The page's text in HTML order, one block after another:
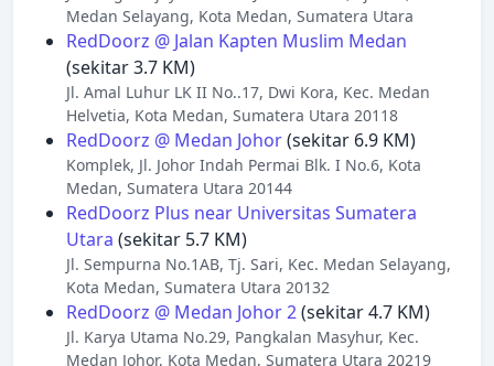
Medan Selayang, Kota Medan, Sumatera Utara
RedDoorz @ Jalan Kapten Muslim Medan
(sekitar 3.7 KM)
Jl. Amal Luhur LK II No..17, Dwi Kora, Kec. Medan
Helvetia, Kota Medan, Sumatera Utara 20118
RedDoorz @ Medan Johor(sekitar 6.9 KM)
Komplek, Jl. Johor Indah Permai Blk. I No.6, Kota
Medan, Sumatera Utara 20144
RedDoorz Plus near Universitas Sumatera
Utara (sekitar 5.7 KM)
Jl. Sempurna No.1AB, Tj. Sari, Kec. Medan Selayang,
Kota Medan, Sumatera Utara 20132
RedDoorz @ Medan Johor 2(sekitar 4.7 KM)
Jl. Karya Utama No.29, Pangkalan Masyhur, Kec.
Medan Johor, Kota Medan, Sumatera Utara 20219